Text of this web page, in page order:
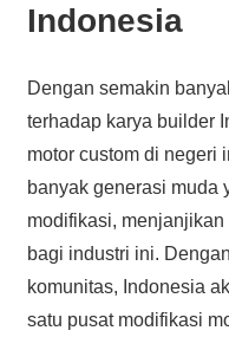
Indonesia
Dengan semakin
terhadap karya builder
motor custom di negeri
banyak generasi muda
modifikasi,
bagi industri ini.
komunitas, Indonesia
satu pusat modifikasi